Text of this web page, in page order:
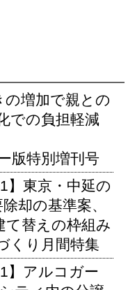
の増加で親との
での負担軽減
版特別増刊号
】東京・中延の
却の基準案、
て替えの枠組み
くり月間特集
】アルコガー